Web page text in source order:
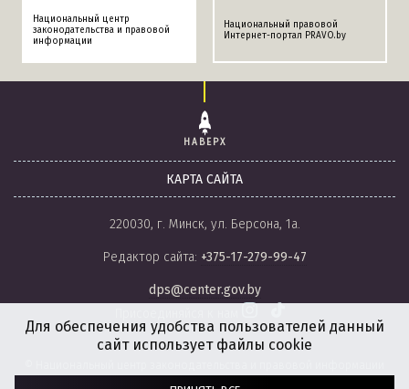
Национальный центр
законодательства и правовой
информации
Национальный правовой
Интернет-портал PRAVO.by
НАВЕРХ
КАРТА САЙТА
220030, г. Минск, ул. Берсона, 1а.
Редактор сайта: +375-17-279-99-47
dps@center.gov.by
Республики Беларусь, 2008-2026.
Для обеспечения удобства пользователей данный
сайт использует файлы cookie